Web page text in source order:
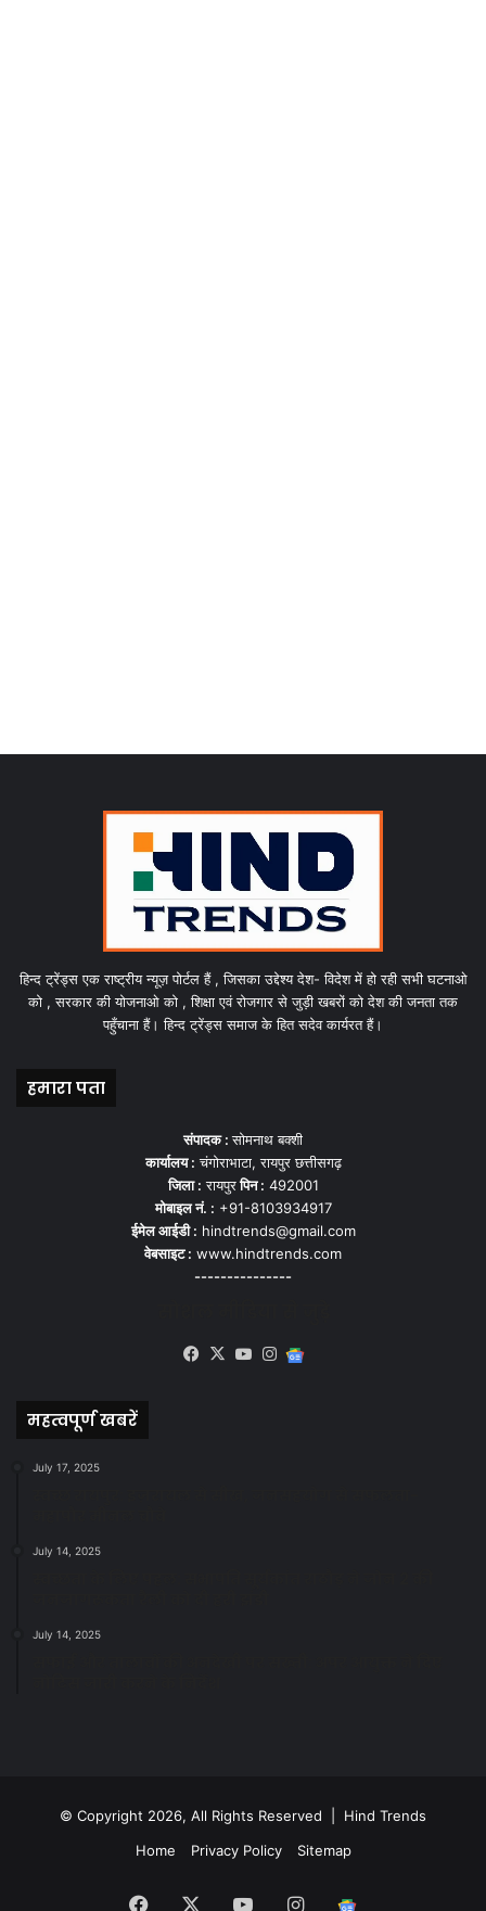
हिन्द ट्रेंड्स एक राष्ट्रीय न्यूज़ पोर्टल हैं , जिसका उद्देश्य देश- विदेश में हो रही सभी घटनाओ
को , सरकार की योजनाओ को , शिक्षा एवं रोजगार से जुड़ी खबरों को देश की जनता तक
पहुँचाना हैं। हिन्द ट्रेंड्स समाज के हित सदेव कार्यरत हैं।
हमारा पता
संपादक :सोमनाथ बक्शी
कार्यालय : चंगोराभाटा, रायपुर छत्तीसगढ़
जिला : रायपुरपिन : 492001
मोबाइल नं. : +91-8103934917
ईमेल आईडी : hindtrends@gmail.com
वेबसाइट : www.hindtrends.com
---------------
Facebook
X YouTubeInstagram
महत्वपूर्ण खबरें
July 17, 2025
July 14, 2025
July 14, 2025
© Copyright 2026, All Rights Reserved | Hind Trends
Home
Privacy Policy Sitemap
Facebook YouTubeInstagram